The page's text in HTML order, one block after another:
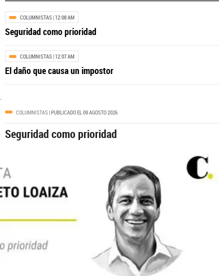
COLOMBIA| 08:07 PM
funcionario de Trump que ha
primeras horas de gobierno?
COLUMNISTAS| 12:08 AM
Seguridad como prioridad
COLUMNISTAS| 12:07 AM
El daño que causa un impostor
COLUMNISTAS| PUBLICADO EL 09 AGOSTO 2026
Seguridad como prioridad